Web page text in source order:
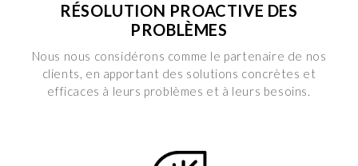
RÉSOLUTION PROACTIVE DES
PROBLÈMES
Nous nous considérons comme le partenaire de nos
clients, en apportant des solutions concrètes et
efficaces à leurs problèmes et à leurs besoins.